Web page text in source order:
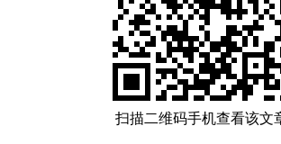
扫描二维码手机查看该文